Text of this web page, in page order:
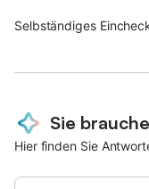
Selbständiges
Sie
Hier finden Sie